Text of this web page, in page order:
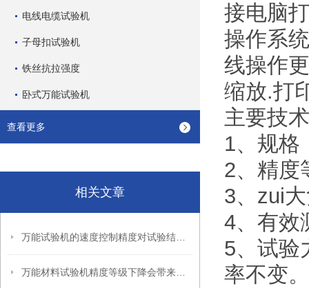
电线电缆试验机
子母扣试验机
铁丝抗拉强度
卧式万能试验机
查看更多
相关文章
接电脑
操作系
线操作
缩放.打
主要技
1、规格
2、精度
3、zui
4、有效
5、试验
率不变。